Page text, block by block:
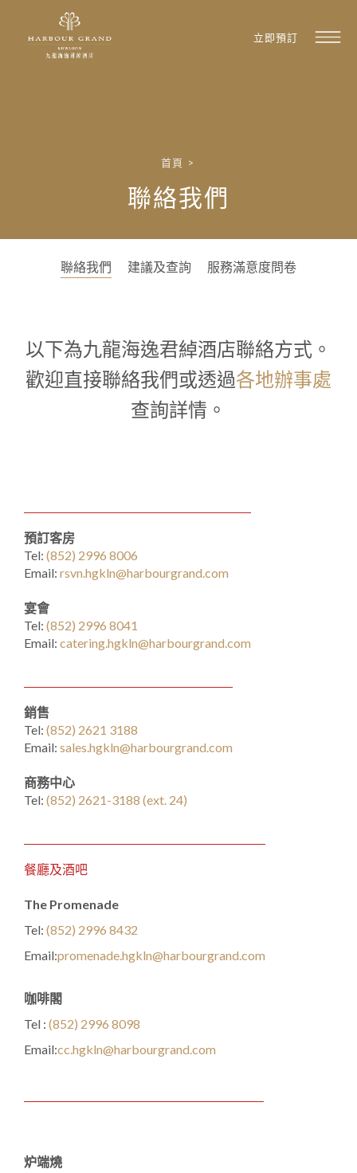
立即預訂
1
1
首頁 >
聯絡我們
聯絡我們 建議及查詢 服務滿意度問卷
以下為九龍海逸君綽酒店聯絡方式。
歡迎直接聯絡我們或透過各地辦事處
查詢詳情。
預訂客房
Tel: (852) 2996 8006
Email: rsvn.hgkln@harbourgrand.com
宴會
Tel: (852) 2996 8041
Email: catering.hgkln@harbourgrand.com
銷售
Tel: (852) 2621 3188
Email: sales.hgkln@harbourgrand.com
商務中心
Tel: (852) 2621-3188 (ext. 24)
餐廳及酒吧
The Promenade
Tel: (852) 2996 8432
Email:promenade.hgkln@harbourgrand.com
咖啡閣
Tel : (852) 2996 8098
Email:cc.hgkln@harbourgrand.com
炉端燒